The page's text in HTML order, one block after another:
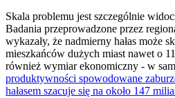
Skala problemu jest szczególnie
Badania przeprowadzone przez
wykazały, że nadmierny hałas może
mieszkańców dużych miast nawet o
również wymiar ekonomiczny - w
produktywności spowodowane
hałasem szacuje się na około 147